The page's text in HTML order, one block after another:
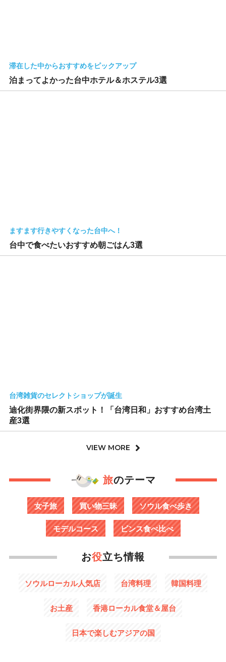
滞在した中からおすすめをピックアップ
泊まってよかった台中ホテル＆ホステル3選
ますます行きやすくなった台中へ！
台中で食べたいおすすめ朝ごはん3選
台湾雑貨のセレクトショップが誕生
迪化街界隈の新スポット！「台湾日和」おすすめ台湾土
産3選
VIEW MORE
旅のテーマ
女子旅 買い物三昧 ソウル食べ歩き
モデルコース ピンス食べ比べ
お役立ち情報
ソウルローカル人気店 台湾料理 韓国料理
お土産 香港ローカル食堂＆屋台
日本で楽しむアジアの国